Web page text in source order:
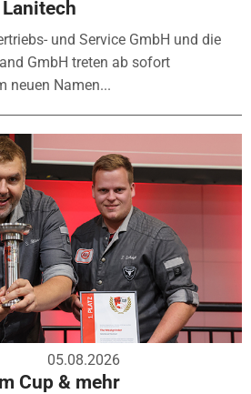
und Service GmbH und die
GmbH treten ab sofort
neuen Namen...
05.08.2026
Cup & mehr